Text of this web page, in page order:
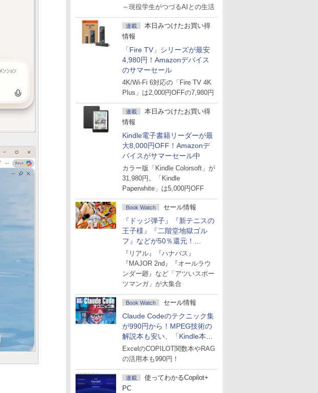
に出会った話
～現役学生がつづるAIとの生活
連載
本日みつけたお買い得
情報
「Fire TV」シリーズが最安
4,980円！Amazonデバイス
のサマーセール
4K/Wi-Fi 6対応の「Fire TV 4K
Plus」は2,000円OFFの7,980円
連載
本日みつけたお買い得
情報
Kindle電子書籍リーダーが最
大8,000円OFF！Amazonデ
バイスがサマーセール中
カラー版「Kindle Colorsoft」が
31,980円。「Kindle
Paperwhite」は5,000円OFF
Book Watch セール情報
『ドッジ弾子』『新テニスの
王子様』『二階堂地獄ゴル
フ』などが50％還元！
Amazonマンガ週末セール
『リアル』『ハナバス』
『MAJOR 2nd』『オールラウ
ンダー廻』など「アツいスポー
ツマンガ」が大集合
Book Watch セール情報
Claude Codeのテクニック集
が990円から！MPEG技術の
解説本も安い、「Kindle本サ
マーセール」第2弾開始！
ExcelのCOPILOT関数本やRAG
の活用本も990円！
連載
使ってわかるCopilot+
PC